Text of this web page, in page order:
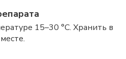
15–30 °C. Хранить в